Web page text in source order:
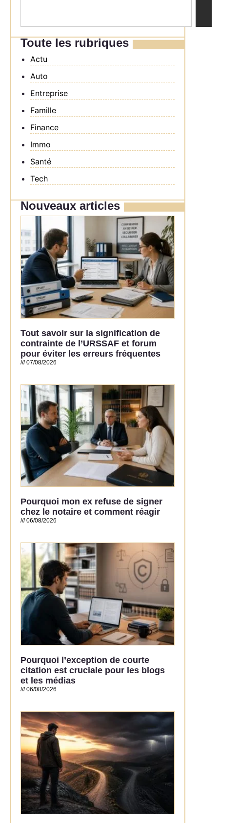
Toute les rubriques
Actu
Auto
Entreprise
Famille
Finance
Immo
Santé
Tech
Nouveaux articles
Tout savoir sur la signification de
contrainte de l’URSSAF et forum
pour éviter les erreurs fréquentes
07/08/2026
Pourquoi mon ex refuse de signer
chez le notaire et comment réagir
06/08/2026
Pourquoi l’exception de courte
citation est cruciale pour les blogs
et les médias
06/08/2026